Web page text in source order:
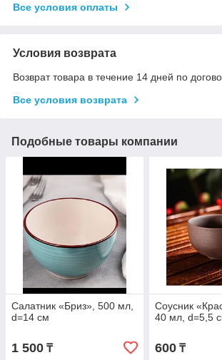
Все условия оплаты
Условия возврата
Возврат товара в течение 14 дней по
Все условия возврата
Подобные товары компании
Салатник «Бриз», 500 мл,
d=14 см
1 500 ₸
Соусник
40 мл, d=5,5
600₸